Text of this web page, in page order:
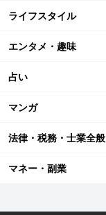
ライフスタイル
エンタメ・趣味
占い
マンガ
法律・税務・士業全般
マネー・副業